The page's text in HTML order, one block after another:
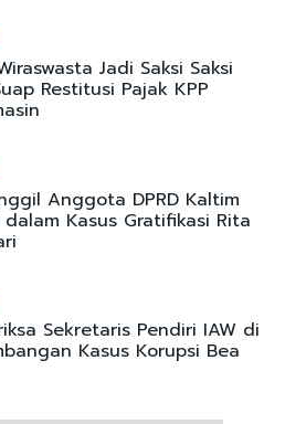
Jadi Saksi Saksi
Restitusi Pajak KPP
Anggota DPRD Kaltim
dalam Kasus Gratifikasi Rita
Sekretaris Pendiri IAW di
Kasus Korupsi Bea